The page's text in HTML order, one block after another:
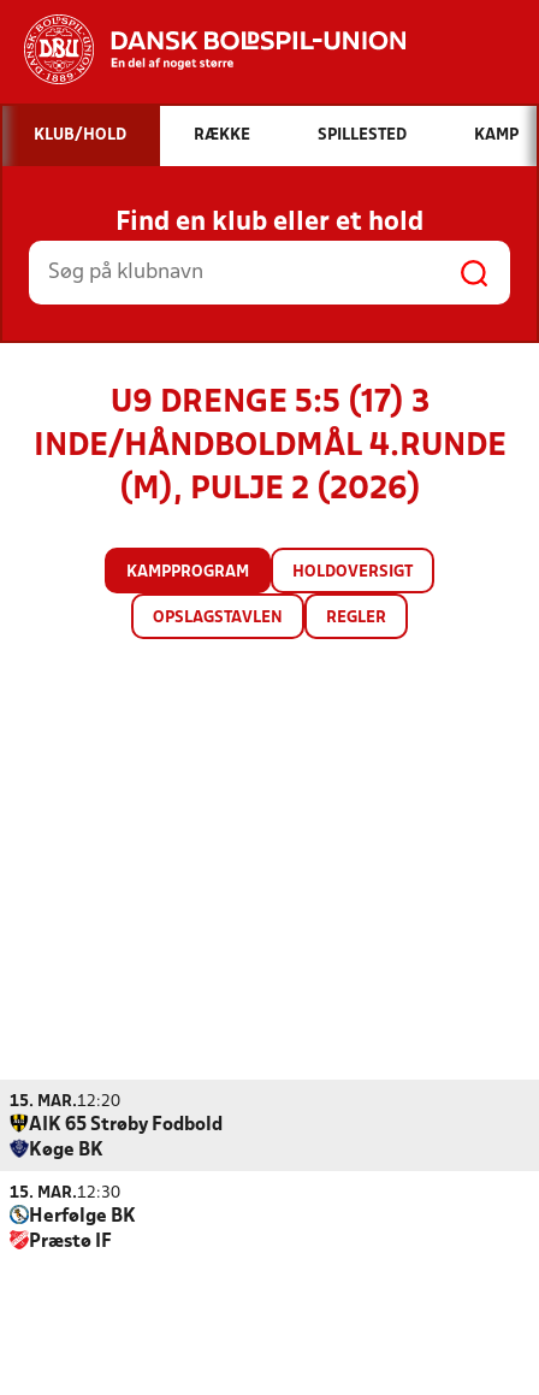
Hvad vil du søge efter?
INDHOLD OG NYHEDER
STILLINGER, RESULTATER, KLUBBER OG
HOLD
KLUB/HOLD RÆKKE SPILLESTED KAMP
Find en klub eller et hold
U9 DRENGE 5:5 (17) 3
INDE/HÅNDBOLDMÅL 4.RUNDE
(M), PULJE 2 (2026)
KAMPPROGRAM HOLDOVERSIGT
OPSLAGSTAVLEN REGLER
15. MAR.12:20
AIK 65 Strøby Fodbold
Køge BK
15. MAR.12:30
Herfølge BK
Præstø IF